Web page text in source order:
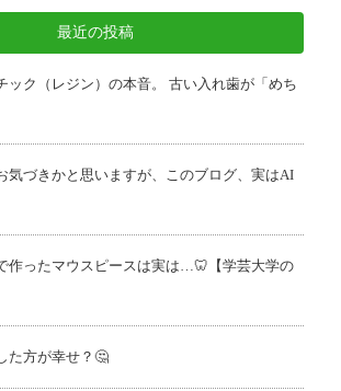
最近の投稿
ック（レジン）の本音。 古い入れ歯が「めち
気づきかと思いますが、このブログ、実はAI
作ったマウスピースは実は…🦷【学芸大学の
た方が幸せ？🤔